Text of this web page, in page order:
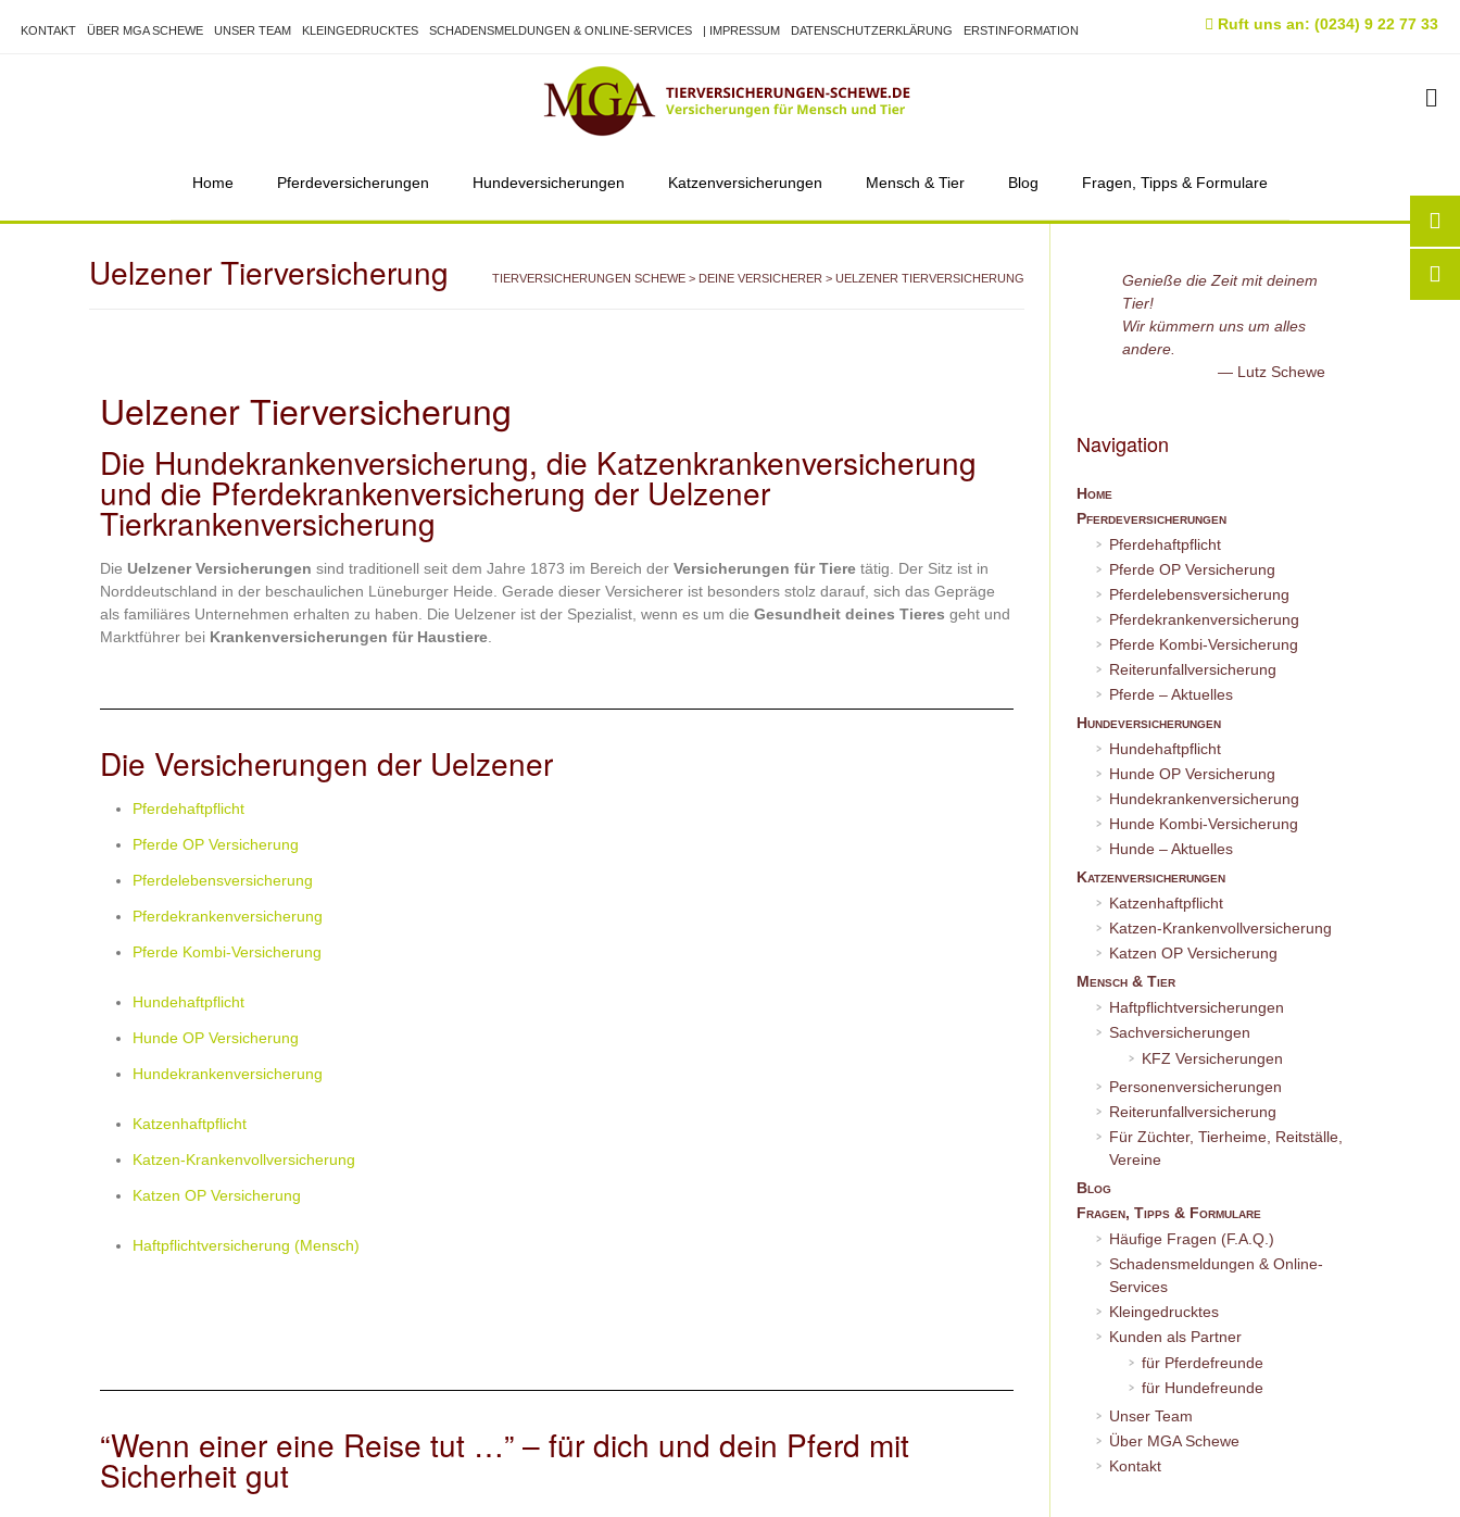
KONTAKT ÜBER MGA SCHEWE UNSER TEAM KLEINGEDRUCKTES SCHADENSMELDUNGEN & ONLINE-SERVICES | IMPRESSUM DATENSCHUTZERKLÄRUNG ERSTINFORMATION Ruft uns an: (0234) 9 22 77 33
Home Pferdeversicherungen Hundeversicherungen Katzenversicherungen Mensch & Tier Blog Fragen, Tipps & Formulare
Uelzener Tierversicherung TIERVERSICHERUNGEN SCHEWE > DEINE VERSICHERER > UELZENER TIERVERSICHERUNG
Uelzener Tierversicherung
Die Hundekrankenversicherung, die Katzenkrankenversicherung
und die Pferdekrankenversicherung der Uelzener
Tierkrankenversicherung
Die Uelzener Versicherungen sind traditionell seit dem Jahre 1873 im Bereich der Versicherungen für Tiere tätig. Der Sitz ist in
Norddeutschland in der beschaulichen Lüneburger Heide. Gerade dieser Versicherer ist besonders stolz darauf, sich das Gepräge
als familiäres Unternehmen erhalten zu haben. Die Uelzener ist der Spezialist, wenn es um die Gesundheit deines Tieres geht und
Marktführer bei Krankenversicherungen für Haustiere
Die Versicherungen der Uelzener
Pferdehaftpflicht
Pferde OP Versicherung
Pferdelebensversicherung
Pferdekrankenversicherung
Pferde Kombi-Versicherung
Hundehaftpflicht
Hunde OP Versicherung
Hundekrankenversicherung
Katzenhaftpflicht
Katzen-Krankenvollversicherung
Katzen OP Versicherung
Haftpflichtversicherung (Mensch)
“Wenn einer eine Reise tut …” – für dich und dein Pferd mit
Sicherheit gut
Genieße die Zeit mit deinem
Tier!
Wir kümmern uns um alles
andere.
Lutz Schewe
Navigation
Home
Pferdeversicherungen
Pferdehaftpflicht
Pferde OP Versicherung
Pferdelebensversicherung
Pferdekrankenversicherung
Pferde Kombi-Versicherung
Reiterunfallversicherung
Pferde – Aktuelles
Hundeversicherungen
Hundehaftpflicht
Hunde OP Versicherung
Hundekrankenversicherung
Hunde Kombi-Versicherung
Hunde – Aktuelles
Katzenversicherungen
Katzenhaftpflicht
Katzen-Krankenvollversicherung
Katzen OP Versicherung
Mensch & Tier
Haftpflichtversicherungen
Sachversicherungen
KFZ Versicherungen
Personenversicherungen
Reiterunfallversicherung
Für Züchter, Tierheime, Reitställe,
Vereine
Blog
Fragen, Tipps & Formulare
Häufige Fragen (F.A.Q.)
Schadensmeldungen & Online-
Services
Kleingedrucktes
Kunden als Partner
für Pferdefreunde
für Hundefreunde
Unser Team
Über MGA Schewe
Kontakt